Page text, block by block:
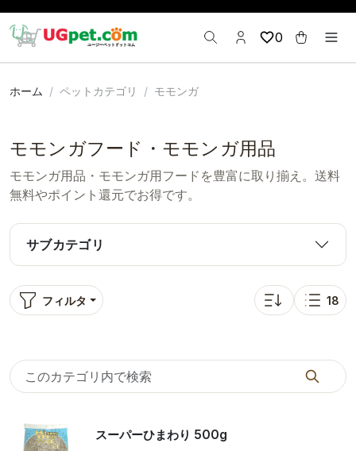
0
ホーム ペットカテゴリ モモンガ
モモンガフード・モモンガ用品
モモンガ用品・モモンガ用フードを豊富に取り揃え。送料
無料やポイント還元でお得です。
サブカテゴリ
フィルタ
並び替え: 人気順
表示
18
スーパーひまわり 500g